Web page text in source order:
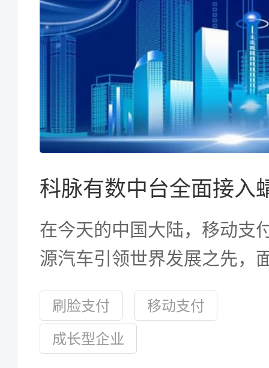
科脉有数中台全面接入
在今天的中国大陆，移动支
源汽车引领世界发展之先，
未有之大变革，中国又一次
界发展的潮头。
刷脸支付
移动支付
成长型企业